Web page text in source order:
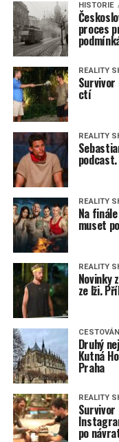
HISTORIE
proces
REALITY
Survivor
ctí
REALITY
REALITY
Na
muset
REALITY
Novinky
ze lži.
Druhý
Kutná
Praha
REALITY
po